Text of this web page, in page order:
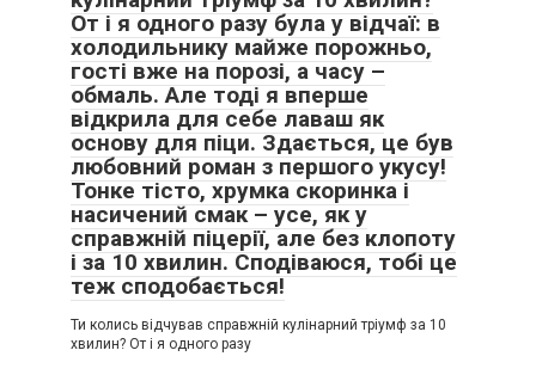
От і я одного разу була у відчаї: в
холодильнику майже порожньо,
гості вже на порозі, а часу –
обмаль. Але тоді я вперше
відкрила для себе лаваш як
основу для піци. Здається, це був
любовний роман з першого укусу!
Тонке тісто, хрумка скоринка і
насичений смак – усе, як у
справжній піцерії, але без клопоту
і за 10 хвилин. Сподіваюся, тобі це
теж сподобається!
Ти колись відчував справжній кулінарний тріумф за 10
хвилин? От і я одного разу